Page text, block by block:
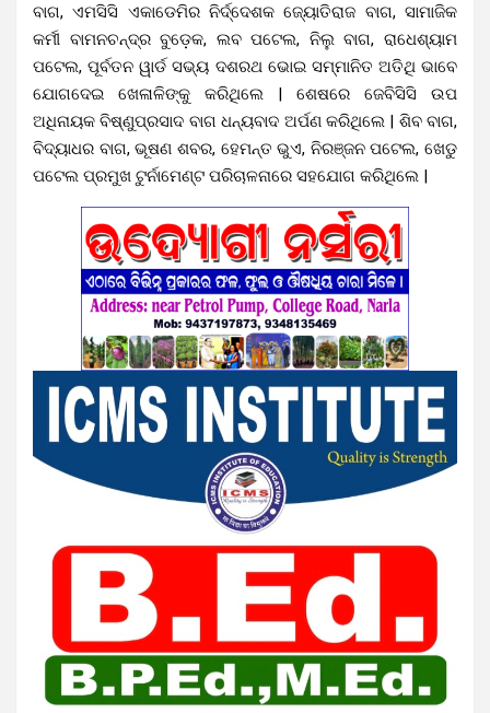
ବାଗ, ଏମସିସି ଏକାଡେମିର ନିର୍ଦ୍ଦେଶକ ଜ୍ୟୋତିରାଜ ବାଗ, ସାମାଜିକ
କର୍ମୀ ବାମନଚନ୍ଦ୍ର ବୁଡ଼େକ, ଲବ ପଟେଲ, ନିଲୁ ବାଗ, ରାଧେଶ୍ୟାମ
ପଟେଲ, ପୂର୍ବତନ ୱାର୍ଡ ସଭ୍ୟ ଦଶରଥ ଭୋଇ ସମ୍ମାନିତ ଅତିଥି ଭାବେ
ଯୋଗଦେଇ ଖେଳାଳିଙ୍କୁ କରିଥିଲେ | ଶେଷରେ ଜେବିସିସି ଉପ
ଅଧିନାୟକ ବିଷ୍ଣୁପ୍ରସାଦ ବାଗ ଧନ୍ୟବାଦ ଅର୍ପଣ କରିଥିଲେ | ଶିବ ବାଗ,
ବିଦ୍ୟାଧର ବାଗ, ଭୂଷଣ ଶବର, ହେମନ୍ତ ଭୁଏ, ନିରଞ୍ଜନ ପଟେଲ, ଖେଡୁ
ପଟେଲ ପ୍ରମୁଖ ଟୁର୍ନାମେଣ୍ଟ ପରିଚାଳନାରେ ସହଯୋଗ କରିଥିଲେ |